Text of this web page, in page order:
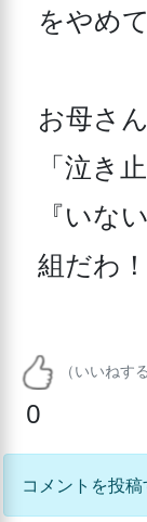
をやめ
お母さん
「泣き
『いな
組だわ！
（いいねす
0
コメントを投